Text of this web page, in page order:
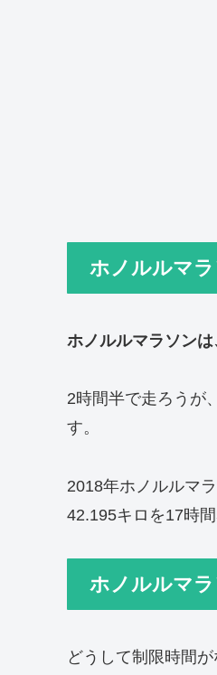
ホノルルマ
ホノルルマラソンは
2時間半で走ろうが
す。
2018年ホノルルマ
42.195キロを17時
ホノルルマ
どうして制限時間